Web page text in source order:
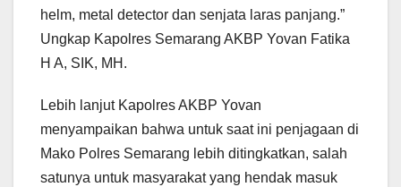
helm, metal detector dan senjata laras panjang.”
Ungkap Kapolres Semarang AKBP Yovan Fatika
H A, SIK, MH.
Lebih lanjut Kapolres AKBP Yovan
menyampaikan bahwa untuk saat ini penjagaan di
Mako Polres Semarang lebih ditingkatkan, salah
satunya untuk masyarakat yang hendak masuk